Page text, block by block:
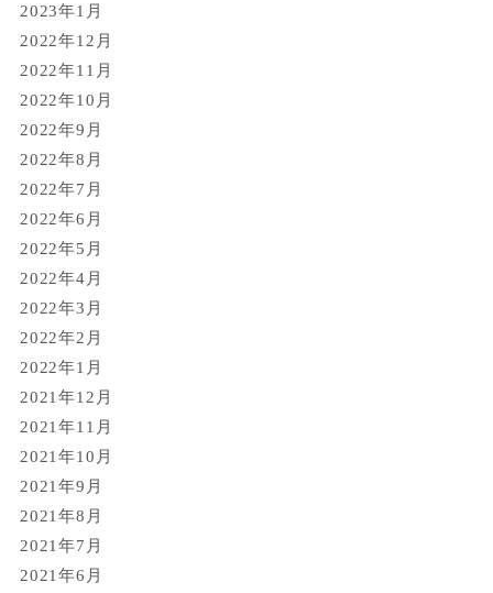
2023年1月
2022年12月
2022年11月
2022年10月
2022年9月
2022年8月
2022年7月
2022年6月
2022年5月
2022年4月
2022年3月
2022年2月
2022年1月
2021年12月
2021年11月
2021年10月
2021年9月
2021年8月
2021年7月
2021年6月